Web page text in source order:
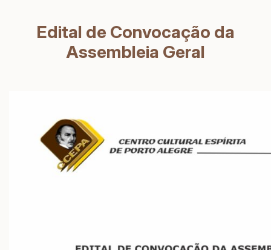
Edital de Convocação da
Assembleia Geral